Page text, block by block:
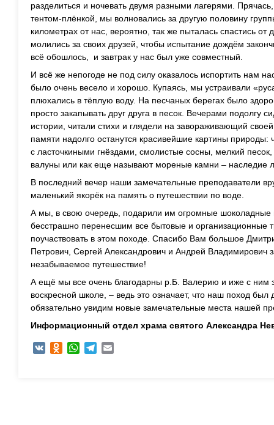
разделиться и ночевать двумя разными лагерями.
тентом-плёнкой, мы волновались за другую половину
километрах от нас, вероятно, так же пыталась спастись
молились за своих друзей, чтобы испытание дождём
всё обошлось, и завтрак у нас был уже совместный.
И всё же непогоде не под силу оказалось испортить нам
было очень весело и хорошо. Купаясь, мы устраивали
плюхались в тёплую воду. На песчаных берегах было
просто закапывать друг друга в песок. Вечерами подолгу
истории, читали стихи и глядели на завораживающий
памяти надолго останутся красивейшие картины природы:
с ласточкиными гнёздами, смолистые сосны, мелкий
валуны или как еще называют мореные камни – наследие
В последний вечер наши замечательные преподаватели
маленький якорёк на память о путешествии по воде.
А мы, в свою очередь, подарили им огромные шоколадные
бесстрашно перенесшим все бытовые и организационные
поучаствовать в этом походе. Спасибо Вам большое
Петрович, Сергей Александрович и Андрей Владимирович
незабываемое путешествие!
А ещё мы все очень благодарны р.Б. Валерию и иже с ним
воскресной школе, – ведь это означает, что наш поход
обязательно увидим новые замечательные места нашей
Информационный отдел храма святого Александра
VK Odnoklassniki
WhatsAppTelegram